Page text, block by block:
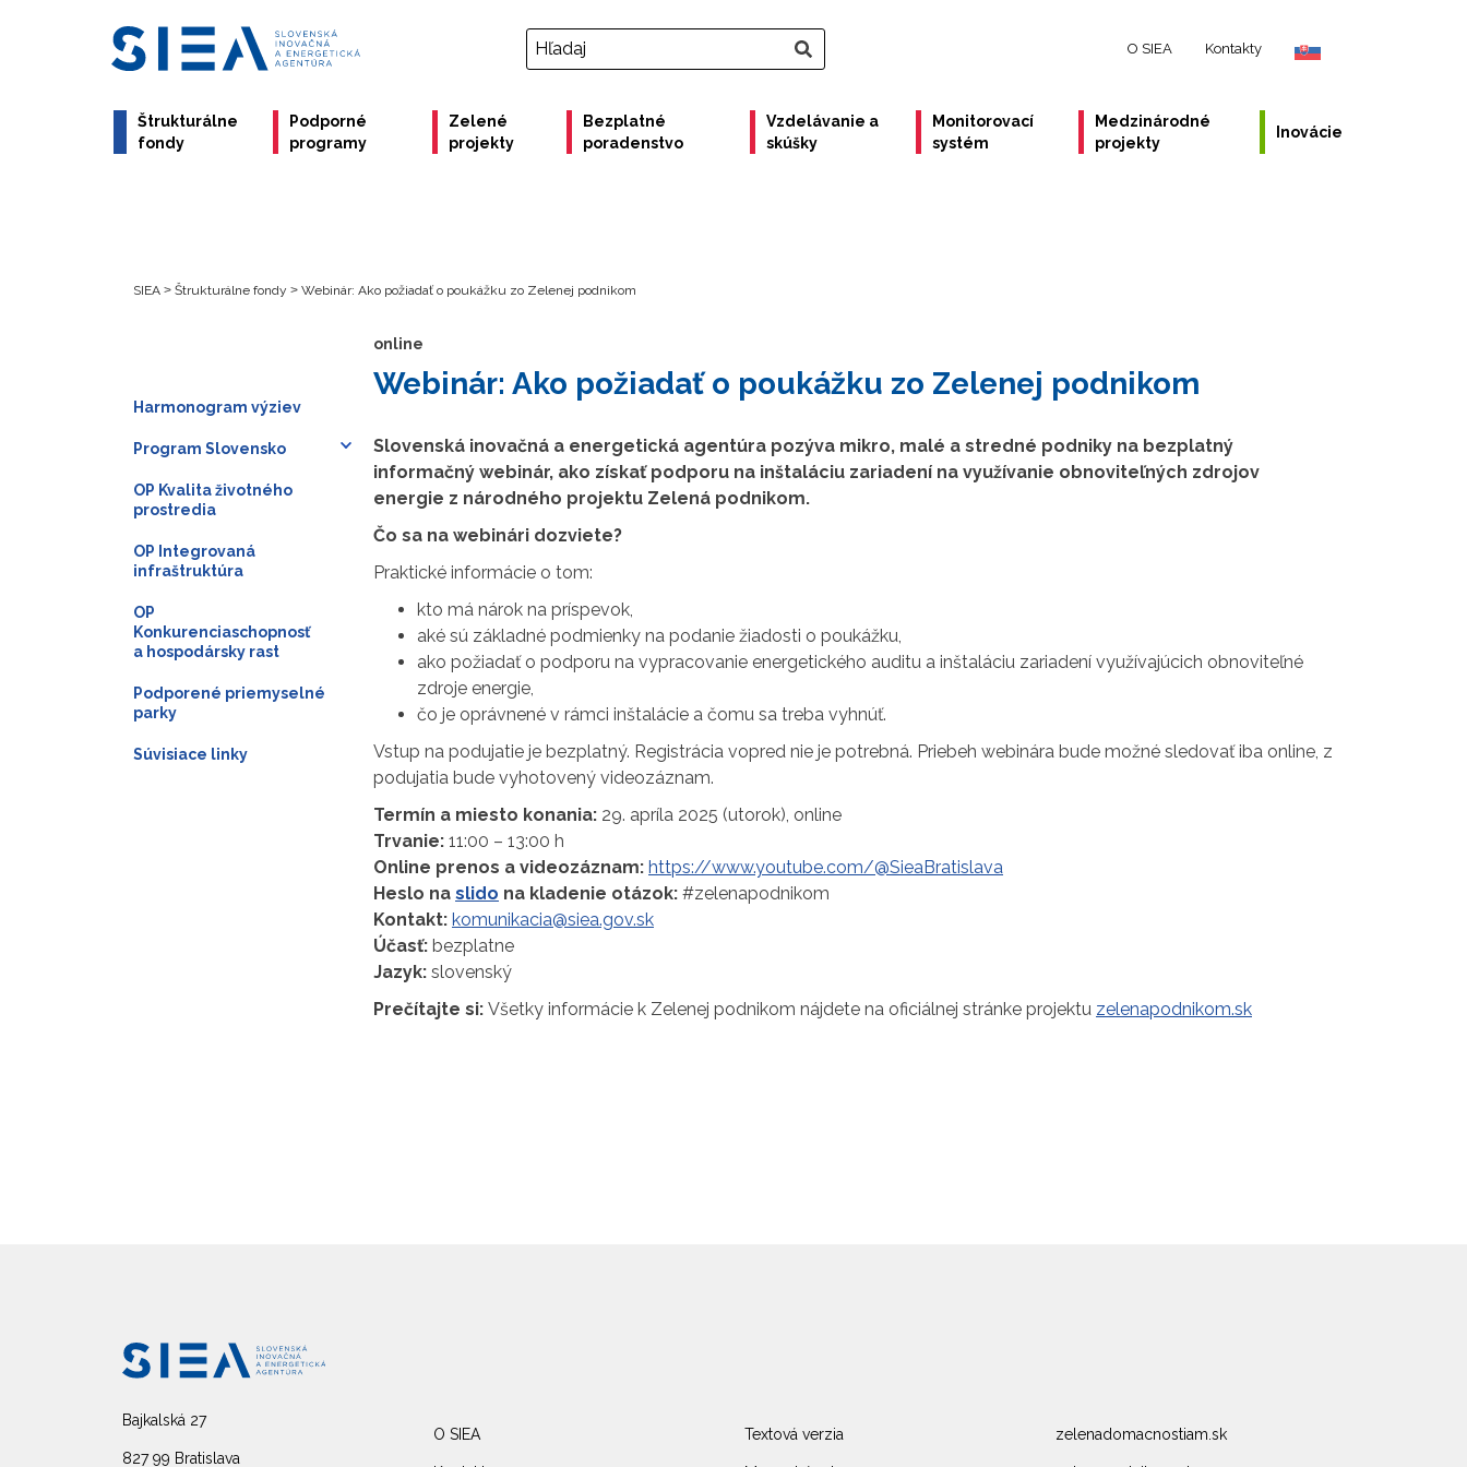
O SIEA Kontakty
Štrukturálne
fondy
Podporné
programy
Zelené
projekty
Bezplatné
poradenstvo
Vzdelávanie a
skúšky
Monitorovací
systém
Medzinárodné
projekty
Inovácie
SIEA > Štrukturálne fondy > Webinár: Ako požiadať o poukážku zo Zelenej podnikom
online
Webinár: Ako požiadať o poukážku zo Zelenej podnikom
Slovenská inovačná a energetická agentúra pozýva mikro, malé a stredné podniky na bezplatný
informačný webinár, ako získať podporu na inštaláciu zariadení na využívanie obnoviteľných zdrojov
energie z národného projektu Zelená podnikom.
Čo sa na webinári dozviete?
Praktické informácie o tom:
kto má nárok na príspevok,
aké sú základné podmienky na podanie žiadosti o poukážku,
ako požiadať o podporu na vypracovanie energetického auditu a inštaláciu zariadení využívajúcich obnoviteľné
zdroje energie,
čo je oprávnené v rámci inštalácie a čomu sa treba vyhnúť.
Vstup na podujatie je bezplatný. Registrácia vopred nie je potrebná. Priebeh webinára bude možné sledovať iba online, z
podujatia bude vyhotovený videozáznam.
Termín a miesto konania: 29. apríla 2025 (utorok), online
Trvanie: 11:00 – 13:00 h
Online prenos a videozáznam: https://www.youtube.com/@SieaBratislava
Heslo na slido na kladenie otázok: #zelenapodnikom
Kontakt: komunikacia@siea.gov.sk
Účasť: bezplatne
Jazyk: slovenský
Prečítajte si: Všetky informácie k Zelenej podnikom nájdete na oficiálnej stránke projektu zelenapodnikom.sk
Harmonogram výziev
Program Slovensko
OP Kvalita životného
prostredia
OP Integrovaná
infraštruktúra
OP
Konkurenciaschopnosť
a hospodársky rast
Podporené priemyselné
parky
Súvisiace linky
Bajkalská 27
827 99 Bratislava
O SIEA Textová verzia zelenadomacnostiam.sk